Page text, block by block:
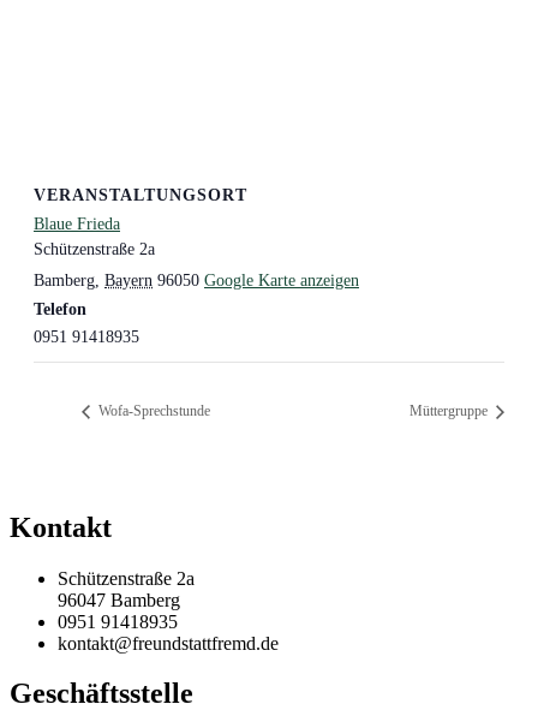
VERANSTALTUNGSORT
Blaue Frieda
Schützenstraße 2a
Bamberg Bayern 96050 Google Karte anzeigen
Telefon
0951 91418935
Wofa-Sprechstunde Müttergruppe
Kontakt
Schützenstraße 2a
96047 Bamberg
0951 91418935
kontakt@freundstattfremd.de
Geschäftsstelle